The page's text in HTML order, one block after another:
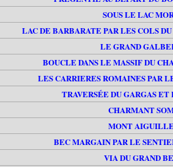
SOUS LE LAC
LAC DE BARBARATE PAR LES COLS
LE GRAND
BOUCLE DANS LE MASSIF DU
LES CARRIERES ROMAINES PAR
TRAVERSÉE DU GARGAS
CHARMANT
MONT
BEC MARGAIN PAR LE
VIA DU GRAND